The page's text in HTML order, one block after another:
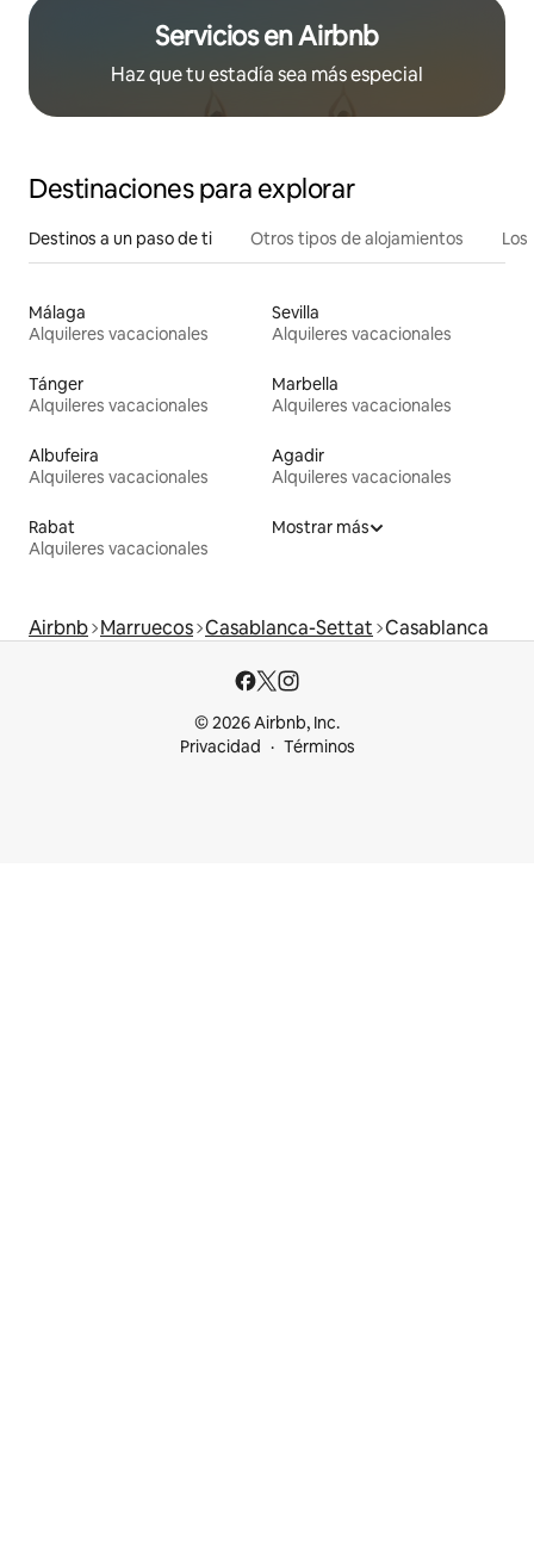
Servicios en Airbnb
Haz que tu estadía sea más especial
Destinaciones para explorar
Destinos a un paso de ti Otros tipos de alojamientos
Málaga
Alquileres vacacionales
Sevilla
Alquileres vacacionales
Tánger
Alquileres vacacionales
Marbella
Alquileres vacacionales
Albufeira
Alquileres vacacionales
Agadir
Alquileres vacacionales
Rabat
Alquileres vacacionales
Mostrar más
Airbnb Marruecos Casablanca-Settat Casablanca
© 2026 Airbnb, Inc.
Privacidad
Términos